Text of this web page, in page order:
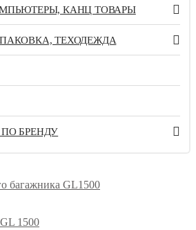
КАНЦ ТОВАРЫ
ТЕХОДЕЖДА
БРЕНДУ
багажника GL1500
1500